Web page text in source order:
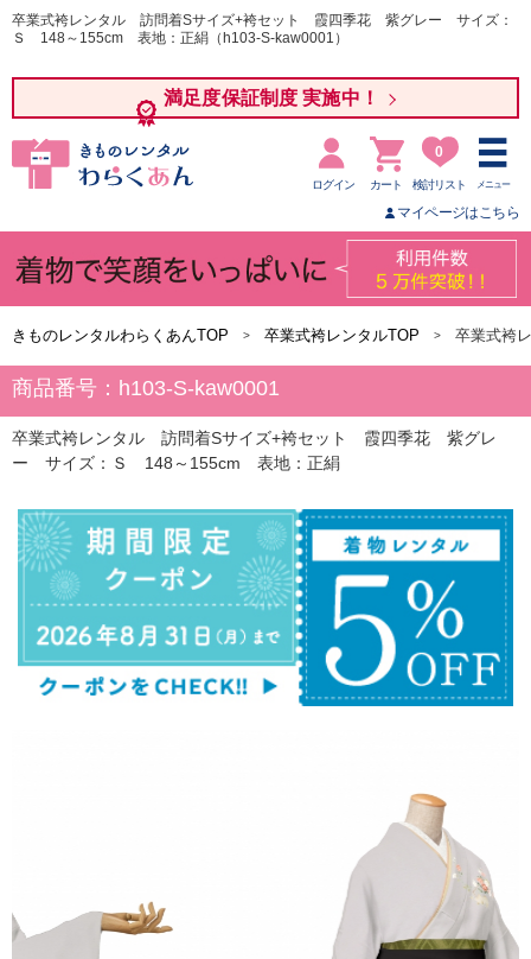
卒業式袴レンタル 訪問着Sサイズ+袴セット 霞四季花 紫グレー サイズ：
Ｓ 148～155cm 表地：正絹（h103-S-kaw0001）
満足度保証制度 実施中！
ログイン カート
0
検討リスト メニュー
マイページはこちら
きものレンタルわらくあんTOP 卒業式袴レンタルTOP 卒業式袴
商品番号：h103-S-kaw0001
卒業式袴レンタル 訪問着Sサイズ+袴セット 霞四季花 紫グレ
ー サイズ：Ｓ 148～155cm 表地：正絹